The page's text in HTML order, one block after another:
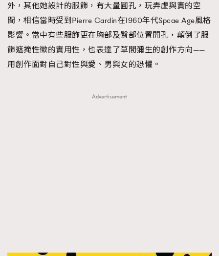
外，其他她設計的服飾，有大量圓孔，玩弄虛與實的空
間，相信當時受到Pierre Cardin在1960年代Spcae Age風格
影響。當中有些服飾更在胸部及臀部位置開孔，顛倒了服
飾遮掩性徵的實用性，也表達了草間彌生的創作方向——
用創作面對自己對性與愛、男與女的恐懼。
Advertisement